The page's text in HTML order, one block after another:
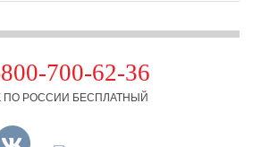
700-62-36
ПО РОССИИ БЕСПЛАТНЫЙ